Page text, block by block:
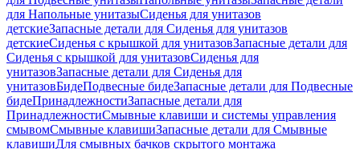
для Напольные унитазыСиденья для унитазов
детскиеЗапасные детали для Сиденья для унитазов
детскиеСиденья с крышкой для унитазовЗапасные детали для
Сиденья с крышкой для унитазовСиденья для
унитазовЗапасные детали для Сиденья для
унитазовБидеПодвесные бидеЗапасные детали для Подвесные
бидеПринадлежностиЗапасные детали для
ПринадлежностиСмывные клавиши и системы управления
смывомСмывные клавишиЗапасные детали для Смывные
клавишиДля смывных бачков скрытого монтажа